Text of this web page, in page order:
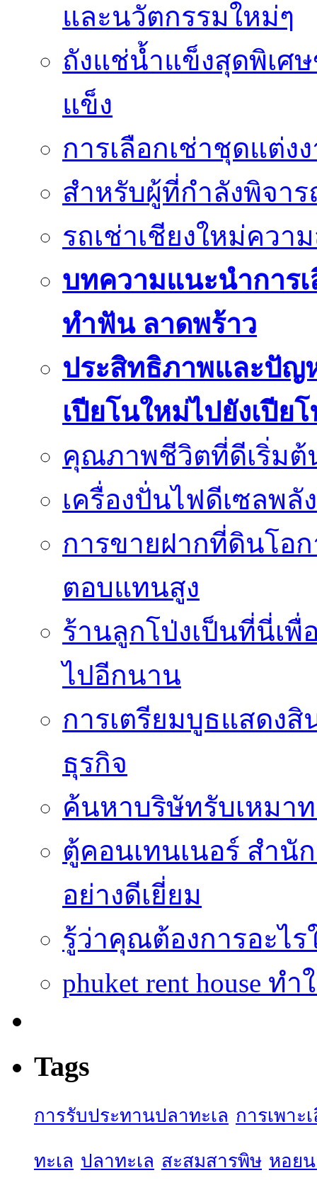
และนวัตกรรมใหม่ๆ
ถังแช่น้ำแข็งสุดพิเศษ
แข็ง
การเลือกเช่าชุดแต่ง
สำหรับผู้ที่กำลังพิจา
รถเช่าเชียงใหม่ควา
บทความแนะนำการ
ทำฟัน ลาดพร้าว
ประสิทธิภาพและปัญ
เปียโนใหม่ไปยังเปีย
คุณภาพชีวิตที่ดีเริ่ม
เครื่องปั่นไฟดีเซลพ
การขายฝากที่ดินโอ
ตอบแทนสูง
ร้านลูกโป่งเป็นที่นี่เ
ไปอีกนาน
การเตรียมบูธแสดงสิ
ธุรกิจ
ค้นหาบริษัทรับเหมา
ตู้คอนเทนเนอร์ สำนั
อย่างดีเยี่ยม
รู้ว่าคุณต้องการอะไ
phuket rent house
Tags
การรับประทานปลาทะเล การเพาะ
ทะเล ปลาทะเล สะสมสารพิษ หอย